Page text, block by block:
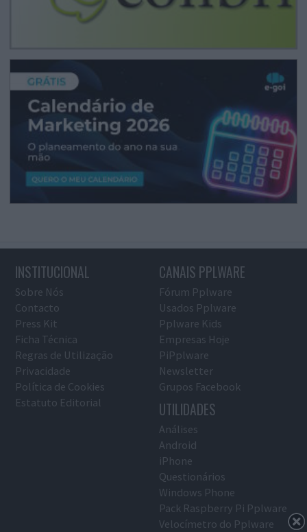
INSTITUCIONAL
Sobre Nós
Contacto
Press Kit
Ficha Técnica
Regras de Utilização
Privacidade
Política de Cookies
Estatuto Editorial
CANAIS PPLWARE
Fórum Pplware
Usados Pplware
Pplware Kids
Empresas Hoje
PiPplware
Newsletter
Grupos Facebook
UTILIDADES
Análises
Android
iPhone
Questionários
Windows Phone
Pack Raspberry Pi Pplware
Velocímetro do Pplware